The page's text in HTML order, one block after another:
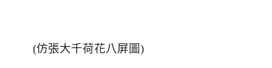
(仿張大千荷花八屏圖)